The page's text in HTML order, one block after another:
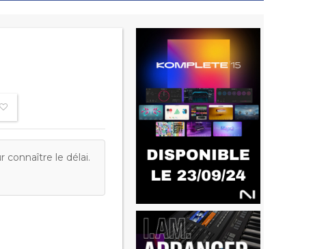
connaître le délai.